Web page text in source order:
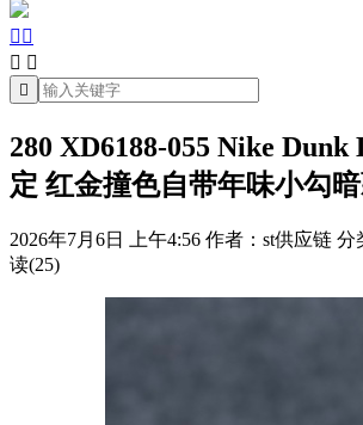
 
 

280 XD6188-055 Nike Dunk
定 红金撞色自带年味小勾
2026年7月6日 上午4:56 作者：st供应链 分
读(25)